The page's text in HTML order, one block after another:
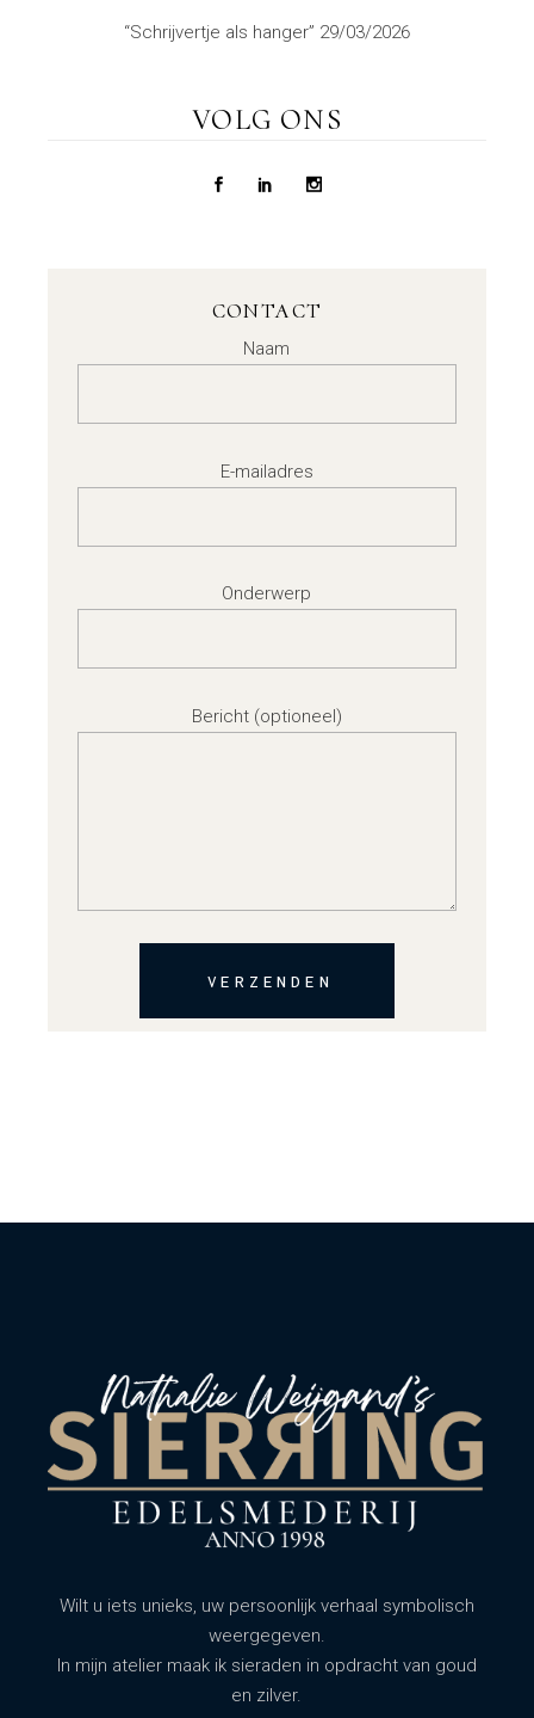
“Schrijvertje als hanger” 29/03/2026
VOLG ONS
CONTACT
Naam
E-mailadres
Onderwerp
Bericht (optioneel)
VERZENDEN
Wilt u iets unieks, uw persoonlijk verhaal symbolisch
weergegeven.
In mijn atelier maak ik sieraden in opdracht van goud
en zilver.